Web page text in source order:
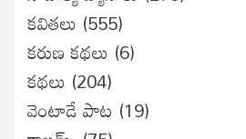
కవితలు (555)
కరుణ కథలు (6)
కథలు (204)
వెంటాడే పాట (19)